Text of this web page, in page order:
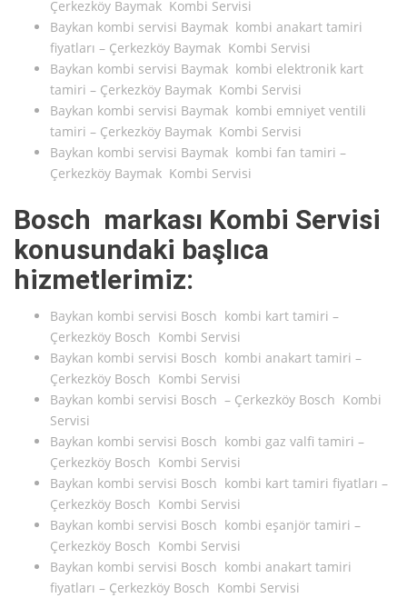
Çerkezköy Baymak Kombi Servisi
Baykan kombi servisi Baymak kombi anakart tamiri
fiyatları – Çerkezköy Baymak Kombi Servisi
Baykan kombi servisi Baymak kombi elektronik kart
tamiri – Çerkezköy Baymak Kombi Servisi
Baykan kombi servisi Baymak kombi emniyet ventili
tamiri – Çerkezköy Baymak Kombi Servisi
Baykan kombi servisi Baymak kombi fan tamiri –
Çerkezköy Baymak Kombi Servisi
Bosch markası Kombi Servisi
konusundaki başlıca
hizmetlerimiz:
Baykan kombi servisi Bosch kombi kart tamiri –
Çerkezköy Bosch Kombi Servisi
Baykan kombi servisi Bosch kombi anakart tamiri –
Çerkezköy Bosch Kombi Servisi
Baykan kombi servisi Bosch – Çerkezköy Bosch Kombi
Servisi
Baykan kombi servisi Bosch kombi gaz valfi tamiri –
Çerkezköy Bosch Kombi Servisi
Baykan kombi servisi Bosch kombi kart tamiri fiyatları –
Çerkezköy Bosch Kombi Servisi
Baykan kombi servisi Bosch kombi eşanjör tamiri –
Çerkezköy Bosch Kombi Servisi
Baykan kombi servisi Bosch kombi anakart tamiri
fiyatları – Çerkezköy Bosch Kombi Servisi